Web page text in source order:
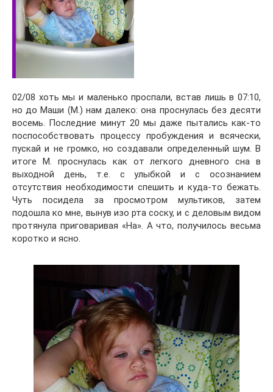
02/08 хоть мы и маленько проспали, встав лишь в 07:10,
но до Маши (М.) нам далеко: она проснулась без десяти
восемь. Последние минут 20 мы даже пытались как-то
поспособствовать процессу пробуждения и всячески,
пускай и не громко, но создавали определенный шум. В
итоге М. проснулась как от легкого дневного сна в
выходной день, т.е. с улыбкой и с осознанием
отсутствия необходимости спешить и куда-то бежать.
Чуть посидела за просмотром мультиков, затем
подошла ко мне, вынув изо рта соску, и с деловым видом
протянула приговаривая «На». А что, получилось весьма
коротко и ясно.